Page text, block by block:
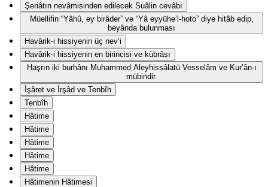
Şeriâtın nevâmisinden edilecek Suâlin cevâbı
Müellifin “Yâhû, ey birâder” ve “Yâ eyyühe’l-hoto” diye hitâb edip,
beyânda bulunması
Havârik-i hissiyenin üç nev‘i
Havârik-i hissiyenin en birincisi ve kübrâsı
Haşrın iki burhânı Muhammed Aleyhissâlatü Vesselâm ve Kur’ân-ı
mübindir.
İşâret ve İrşâd ve Tenbîh
Tenbîh
Hâtime
Hâtime
Hâtime
Hâtime
Hâtime
Hâtimenin Hâtimesi